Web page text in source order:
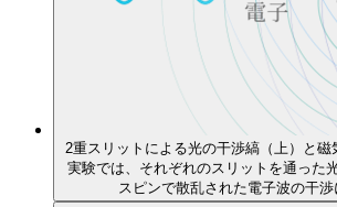
2重スリットによる光の干渉縞（上）と
実験では、それぞれのスリットを通った
スピンで散乱された電子波の干